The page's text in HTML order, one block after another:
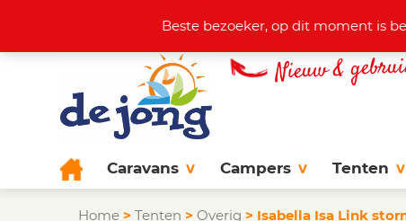
Actuele aanbod +31 (0)38
Caravans Campers Tenten
Home > Tenten > Overig > Isabella Isa Link
Beste bezoeker, op dit moment is